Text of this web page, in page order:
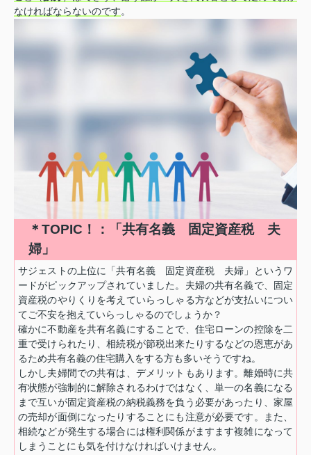
なければならないのです。
＊TOPIC！：「共有名義 固定資産税 夫
婦」
サジェストの上位に「共有名義 固定資産税 夫婦」というワ
ードがピックアップされていました。夫婦の共有名義で、固定
資産税のやりくりを考えていらっしゃる方などが支払いについ
てご不安を抱えていらっしゃるのでしょうか？
確かに不動産を共有名義にすることで、住宅ローンの控除を二
重で受けられたり、相続税が節税出来たりするなどの恩恵があ
るため共有名義の住宅購入をする方も多いそうですね。
しかし夫婦間での共有は、デメリットもあります。離婚時に共
有状態が強制的に解除されるわけではなく、単一の名義になる
まで互いが固定資産税の納税義務を負う必要があったり、家屋
の売却が面倒になったりすることにも注意が必要です。また、
相続などが発生する場合には権利関係がますます複雑になって
しまうことにも気を付けなければいけません。